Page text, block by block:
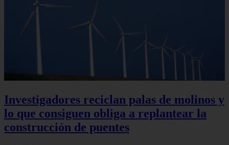
Investigadores reciclan palas de molinos y
lo que consiguen obliga a replantear la
construcción de puentes